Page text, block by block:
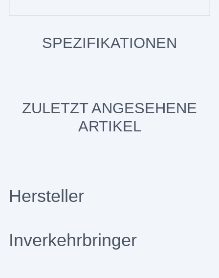
SPEZIFIKATIONEN
ZULETZT ANGESEHENE
ARTIKEL
Hersteller
Inverkehrbringer